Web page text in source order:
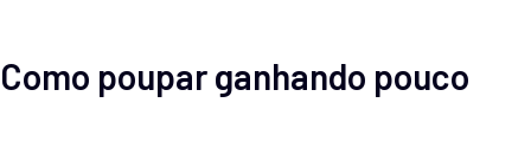
Como poupar ganhando pouco